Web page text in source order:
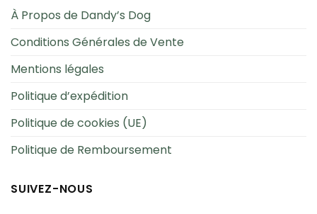
À Propos de Dandy’s Dog
Conditions Générales de Vente
Mentions légales
Politique d’expédition
Politique de cookies (UE)
Politique de Remboursement
SUIVEZ-NOUS